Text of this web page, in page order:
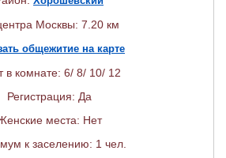
Москвы: 7.20 км
общежитие на карте
в комнате: 6/ 8/ 10/ 12
Регистрация: Да
места: Нет
к заселению: 1 чел.